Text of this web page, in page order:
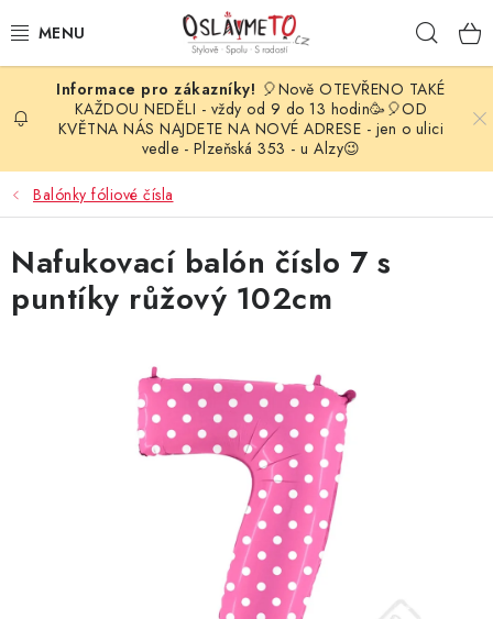
na
OSLAVA NAROZENIN
STYLOVÁ PARTY
DEKORACE A VÝZDOBA
BALÓNKY
KARNEVALOVÉ KOSTÝMY
PARTY STOLOVÁNÍ
SVATEBNÍ DOPLŇKY
BARVY NA OBLIČEJ A VLASY
🎈Nově OTEVŘENO TAKÉ
KAŽDOU NEDĚLI - vždy od 9 do 13 hodin🥳🎈OD
KVĚTNA NÁS NAJDETE NA NOVÉ ADRESE - jen o ulici
vedle - Plzeňská 353 - u Alzy😉
Balónky fóliové čísla
Nafukovací balón číslo 7 s
puntíky růžový 102cm